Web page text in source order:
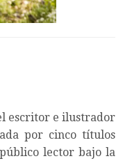
escritor e ilustrador
por cinco títulos
lector bajo la